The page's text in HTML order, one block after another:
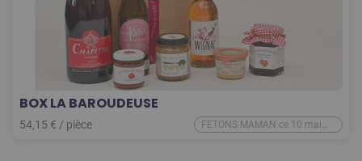
BOX LA BAROUDEUSE
54,15 € / pièce
FETONS MAMAN ce 10 mai
2026